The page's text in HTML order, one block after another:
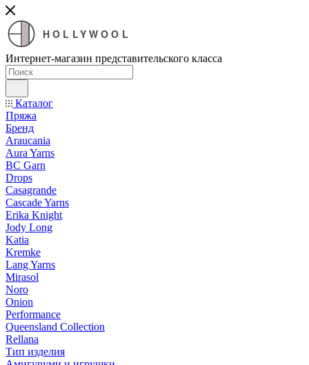
HOLLYWOOL
Интернет-магазин представительского класса
Каталог
Пряжа
Бренд
Araucania
Aura Yarns
BC Garn
Drops
Casagrande
Cascade Yarns
Erika Knight
Jody Long
Katia
Kremke
Lang Yarns
Mirasol
Noro
Onion
Performance
Queensland Collection
Rellana
Тип изделия